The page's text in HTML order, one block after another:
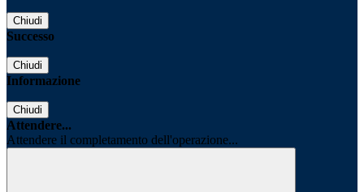
Chiudi
Successo
Chiudi
Informazione
Chiudi
Attendere...
Attendere il completamento dell'operazione...